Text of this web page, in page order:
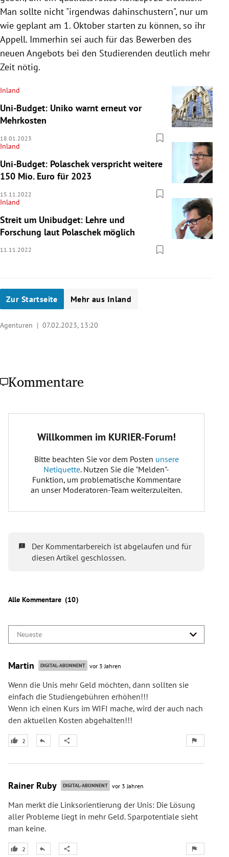
Man sollte nicht "irgendwas dahinschustern", nur um
wie geplant am 1. Oktober starten zu können, so ihr
Appell. Immerhin sei auch für das Bewerben des
neuen Angebots bei den Studierenden deutlich mehr
Zeit nötig.
Inland
Uni-Budget: Uniko warnt erneut vor
Mehrkosten
18.01.2023
Inland
Uni-Budget: Polaschek verspricht weitere
150 Mio. Euro für 2023
15.11.2022
Inland
Streit um Unibudget: Lehre und
Forschung laut Polaschek möglich
11.11.2022
Zur Startseite Mehr aus Inland
Agenturen | 07.02.2023, 13:20
Kommentare